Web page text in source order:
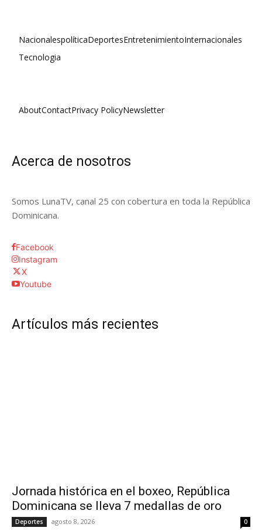
NacionalespolíticaDeportesEntretenimientoInternacionales
Tecnologia
AboutContactPrivacy PolicyNewsletter
Acerca de nosotros
Somos LunaTV, canal 25 con cobertura en toda la República
Dominicana.
Facebook
Instagram
X
Youtube
Artículos más recientes
Jornada histórica en el boxeo, República
Dominicana se lleva 7 medallas de oro
Deportes agosto 8, 2026 0